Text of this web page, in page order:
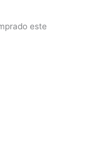
este